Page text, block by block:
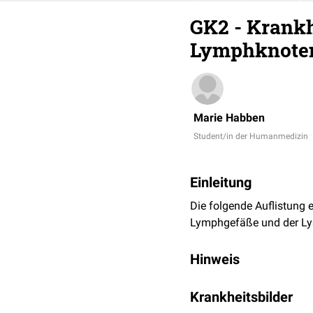
GK2 -
Marie Habben
Student/in der Humanmedizin
Einleitung
Die folgende Auflistung
Lymphgefäße und der
Hinweis
Krankheitsbilder bzw. -
Krankheitsbilder